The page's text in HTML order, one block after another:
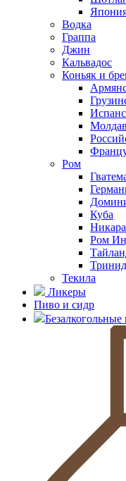
Водка
Граппа
Джин
Кальвадос
Коньяк и
Ром
Куба
Ром
Текила
Ликеры
Пиво и сидр
Безалкогольные